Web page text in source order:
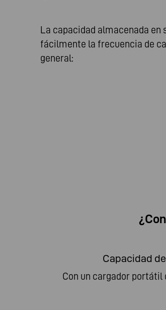
La capacidad almacenada
fácilmente la frecuencia de
general:
Capacidad
Con un cargador portátil